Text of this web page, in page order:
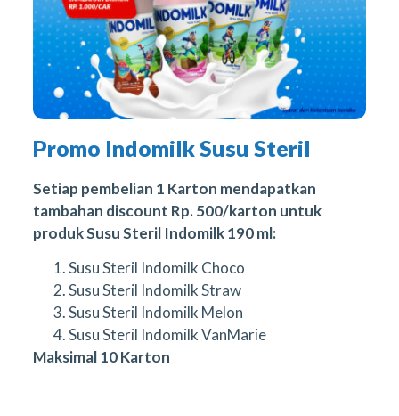
Promo Indomilk Susu Steril
Setiap pembelian 1 Karton mendapatkan
tambahan discount Rp. 500/karton untuk
produk Susu Steril Indomilk 190 ml:
Susu Steril Indomilk Choco
Susu Steril Indomilk Straw
Susu Steril Indomilk Melon
Susu Steril Indomilk VanMarie
Maksimal 10 Karton